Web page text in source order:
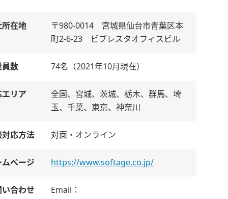
所在地
〒980-0014 宮城県仙台市青葉区本
町2-6-23 ビブレスタオフィスビル
員数 74名（2021年10月現在）
エリア
全国、宮城、茨城、栃木、群馬、埼
玉、千葉、東京、神奈川
対応方法 対面・オンライン
ムページ https://www.softage.co.jp/
い合わせ
Email：